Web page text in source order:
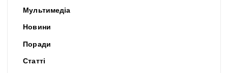
Мультимедіа
Новини
Поради
Статті